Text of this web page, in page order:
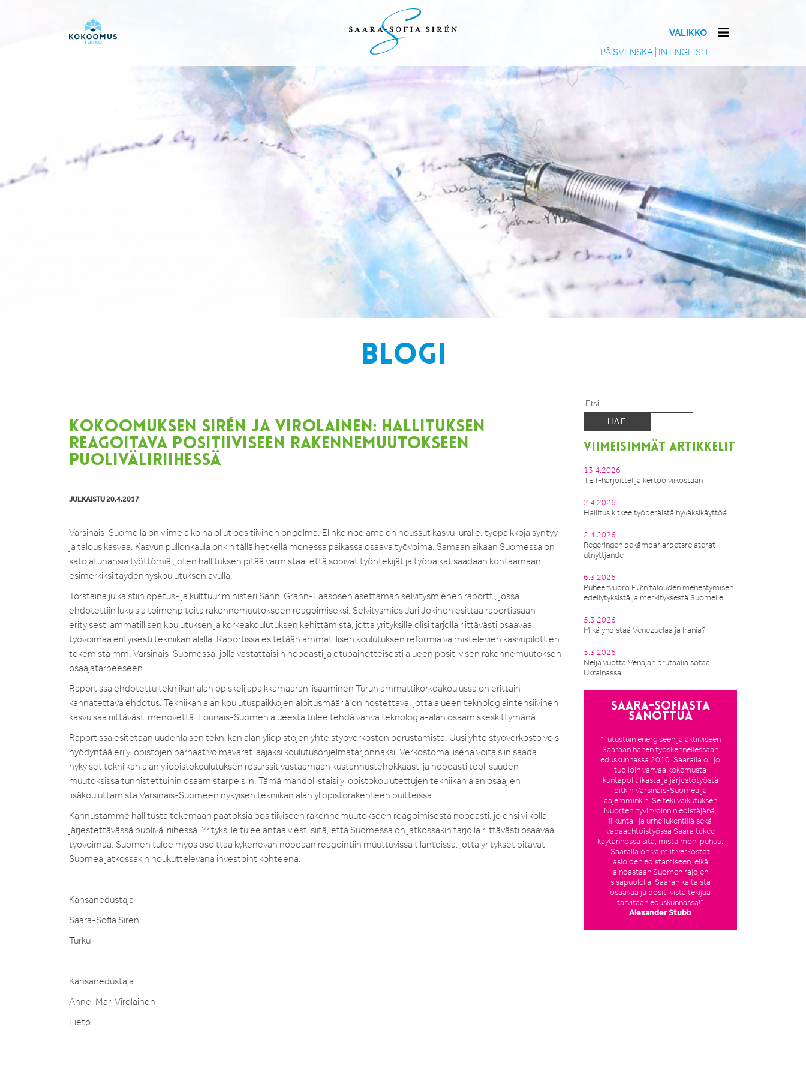
PÅ SVENSKA IN ENGLISH
VALIKKO
BLOGI
KOKOOMUKSEN SIRÉN JA VIROLAINEN: HALLITUKSEN
REAGOITAVA POSITIIVISEEN RAKENNEMUUTOKSEEN
PUOLIVÄLIRIIHESSÄ
JULKAISTU 20.4.2017
Varsinais-Suomella on viime aikoina ollut positiivinen ongelma. Elinkeinoelämä on noussut kasvu-uralle, työpaikkoja syntyy
ja talous kasvaa. Kasvun pullonkaula onkin tällä hetkellä monessa paikassa osaava työvoima. Samaan aikaan Suomessa on
satojatuhansia työttömiä ,joten hallituksen pitää varmistaa, että sopivat työntekijät ja työpaikat saadaan kohtaamaan
esimerkiksi täydennyskoulutuksen avulla.
Torstaina julkaistiin opetus- ja kulttuuriministeri Sanni Grahn-Laasosen asettaman selvitysmiehen raportti, jossa
ehdotettiin lukuisia toimenpiteitä rakennemuutokseen reagoimiseksi. Selvitysmies Jari Jokinen esittää raportissaan
erityisesti ammatillisen koulutuksen ja korkeakoulutuksen kehittämistä, jotta yrityksille olisi tarjolla riittävästi osaavaa
työvoimaa erityisesti tekniikan alalla. Raportissa esitetään ammatillisen koulutuksen reformia valmistelevien kasvupilottien
tekemistä mm. Varsinais-Suomessa, jolla vastattaisiin nopeasti ja etupainotteisesti alueen positiivisen rakennemuutoksen
osaajatarpeeseen.
Raportissa ehdotettu tekniikan alan opiskelijapaikkamäärän lisääminen Turun ammattikorkeakoulussa on erittäin
kannatettava ehdotus. Tekniikan alan koulutuspaikkojen aloitusmääriä on nostettava, jotta alueen teknologiaintensiivinen
kasvu saa riittävästi menovettä. Lounais-Suomen alueesta tulee tehdä vahva teknologia-alan osaamiskeskittymänä.
Raportissa esitetään uudenlaisen tekniikan alan yliopistojen yhteistyöverkoston perustamista. Uusi yhteistyöverkosto voisi
hyödyntää eri yliopistojen parhaat voimavarat laajaksi koulutusohjelmatarjonnaksi. Verkostomallisena voitaisiin saada
nykyiset tekniikan alan yliopistokoulutuksen resurssit vastaamaan kustannustehokkaasti ja nopeasti teollisuuden
muutoksissa tunnistettuihin osaamistarpeisiin. Tämä mahdollistaisi yliopistokoulutettujen tekniikan alan osaajien
lisäkouluttamista Varsinais-Suomeen nykyisen tekniikan alan yliopistorakenteen puitteissa.
Kannustamme hallitusta tekemään päätöksiä positiiviseen rakennemuutokseen reagoimisesta nopeasti, jo ensi viikolla
järjestettävässä puoliväliriihessä. Yrityksille tulee antaa viesti siitä, että Suomessa on jatkossakin tarjolla riittävästi osaavaa
työvoimaa. Suomen tulee myös osoittaa kykenevän nopeaan reagointiin muuttuvissa tilanteissa, jotta yritykset pitävät
Suomea jatkossakin houkuttelevana investointikohteena.
Kansanedustaja
Saara-Sofia Sirén
Turku
Kansanedustaja
Anne-Mari Virolainen
Lieto
VIIMEISIMMÄT ARTIKKELIT
13.4.2026
TET-harjoittelija kertoo viikostaan
2.4.2026
Hallitus kitkee työperäistä hyväksikäyttöä
2.4.2026
Regeringen bekämpar arbetsrelaterat
utnyttjande
6.3.2026
Puheenvuoro EU:n talouden menestymisen
edellytyksistä ja merkityksestä Suomelle
5.3.2026
Mikä yhdistää Venezuelaa ja Irania?
5.3.2026
Neljä vuotta Venäjän brutaalia sotaa
Ukrainassa
Saara-Sofiasta
sanottua
”Tutustuin energiseen ja aktiiviseen
Saaraan hänen työskennellessään
eduskunnassa 2010. Saaralla oli jo
tuolloin vahvaa kokemusta
kuntapolitiikasta ja järjestötyöstä
pitkin Varsinais-Suomea ja
laajemminkin. Se teki vaikutuksen.
Nuorten hyvinvoinnin edistäjänä,
liikunta- ja urheilukentillä sekä
vapaaehtoistyössä Saara tekee
käytännössä sitä, mistä moni puhuu.
Saaralla on valmiit verkostot
asioiden edistämiseen, eikä
ainoastaan Suomen rajojen
sisäpuolella. Saaran kaltaista
osaavaa ja positiivista tekijää
tarvitaan eduskunnassa!”
Alexander Stubb